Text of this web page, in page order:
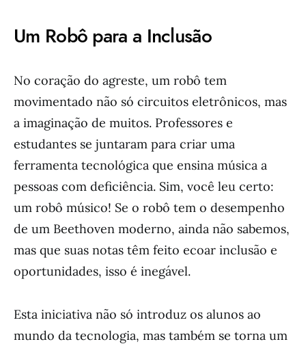
Um Robô para a Inclusão
No coração do agreste, um robô tem
movimentado não só circuitos eletrônicos, mas
a imaginação de muitos. Professores e
estudantes se juntaram para criar uma
ferramenta tecnológica que ensina música a
pessoas com deficiência. Sim, você leu certo:
um robô músico! Se o robô tem o desempenho
de um Beethoven moderno, ainda não sabemos,
mas que suas notas têm feito ecoar inclusão e
oportunidades, isso é inegável.
Esta iniciativa não só introduz os alunos ao
mundo da tecnologia, mas também se torna um